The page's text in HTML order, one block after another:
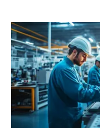
Alles wat u moet
transportproces
Ontdek hoe u een
transportproces kunt
Ontdek het zelf